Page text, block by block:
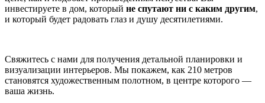
инвестируете в дом, который не спутают ни с каким другим,
и который будет радовать глаз и душу десятилетиями.
Свяжитесь с нами для получения детальной планировки и
визуализации интерьеров. Мы покажем, как 210 метров
становятся художественным полотном, в центре которого —
ваша жизнь.